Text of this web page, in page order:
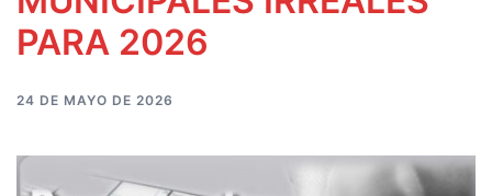
PARA 2026
24 DE MAYO DE 2026